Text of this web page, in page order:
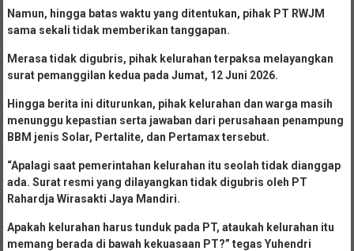
Namun, hingga batas waktu yang ditentukan, pihak PT RWJM
sama sekali tidak memberikan tanggapan.
Merasa tidak digubris, pihak kelurahan terpaksa melayangkan
surat pemanggilan kedua pada Jumat, 12 Juni 2026.
Hingga berita ini diturunkan, pihak kelurahan dan warga masih
menunggu kepastian serta jawaban dari perusahaan penampung
BBM jenis Solar, Pertalite, dan Pertamax tersebut.
“Apalagi saat pemerintahan kelurahan itu seolah tidak dianggap
ada. Surat resmi yang dilayangkan tidak digubris oleh PT
Rahardja Wirasakti Jaya Mandiri.
Apakah kelurahan harus tunduk pada PT, ataukah kelurahan itu
memang berada di bawah kekuasaan PT?” tegas Yuhendri